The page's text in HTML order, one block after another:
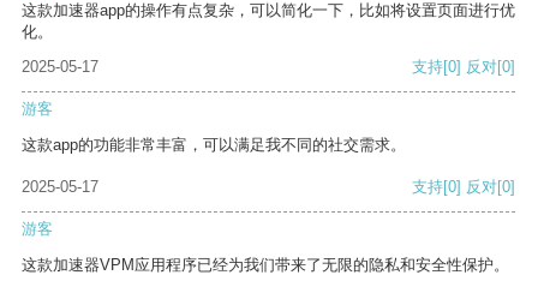
这款加速器app的操作有点复杂，可以简化一下，比如将设置页面进行优
化。
2025-05-17
支持[0] 反对[0]
游客
这款app的功能非常丰富，可以满足我不同的社交需求。
2025-05-17 支持[0] 反对[0]
游客
这款加速器VPM应用程序已经为我们带来了无限的隐私和安全性保护。